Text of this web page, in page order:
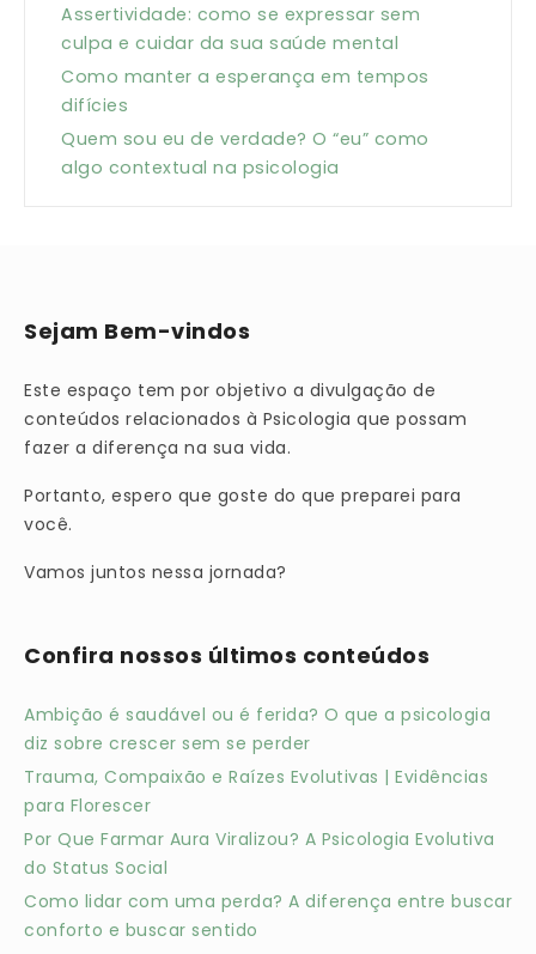
Assertividade: como se expressar sem
culpa e cuidar da sua saúde mental
Como manter a esperança em tempos
difícies
Quem sou eu de verdade? O “eu” como
algo contextual na psicologia
Sejam Bem-vindos
Este espaço tem por objetivo a divulgação de
conteúdos relacionados à Psicologia que possam
fazer a diferença na sua vida.
Portanto, espero que goste do que preparei para
você.
Vamos juntos nessa jornada?
Confira nossos últimos conteúdos
Ambição é saudável ou é ferida? O que a psicologia
diz sobre crescer sem se perder
Trauma, Compaixão e Raízes Evolutivas | Evidências
para Florescer
Por Que Farmar Aura Viralizou? A Psicologia Evolutiva
do Status Social
Como lidar com uma perda? A diferença entre buscar
conforto e buscar sentido